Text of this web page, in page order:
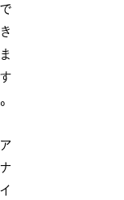
で
き
ま
す
。
ア
ナ
イ